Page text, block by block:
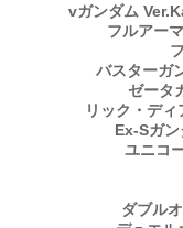
vガンダム
フルアー
バスターガ
ゼータ
リック・デ
Ex-Sガ
ユニコ
ダブル